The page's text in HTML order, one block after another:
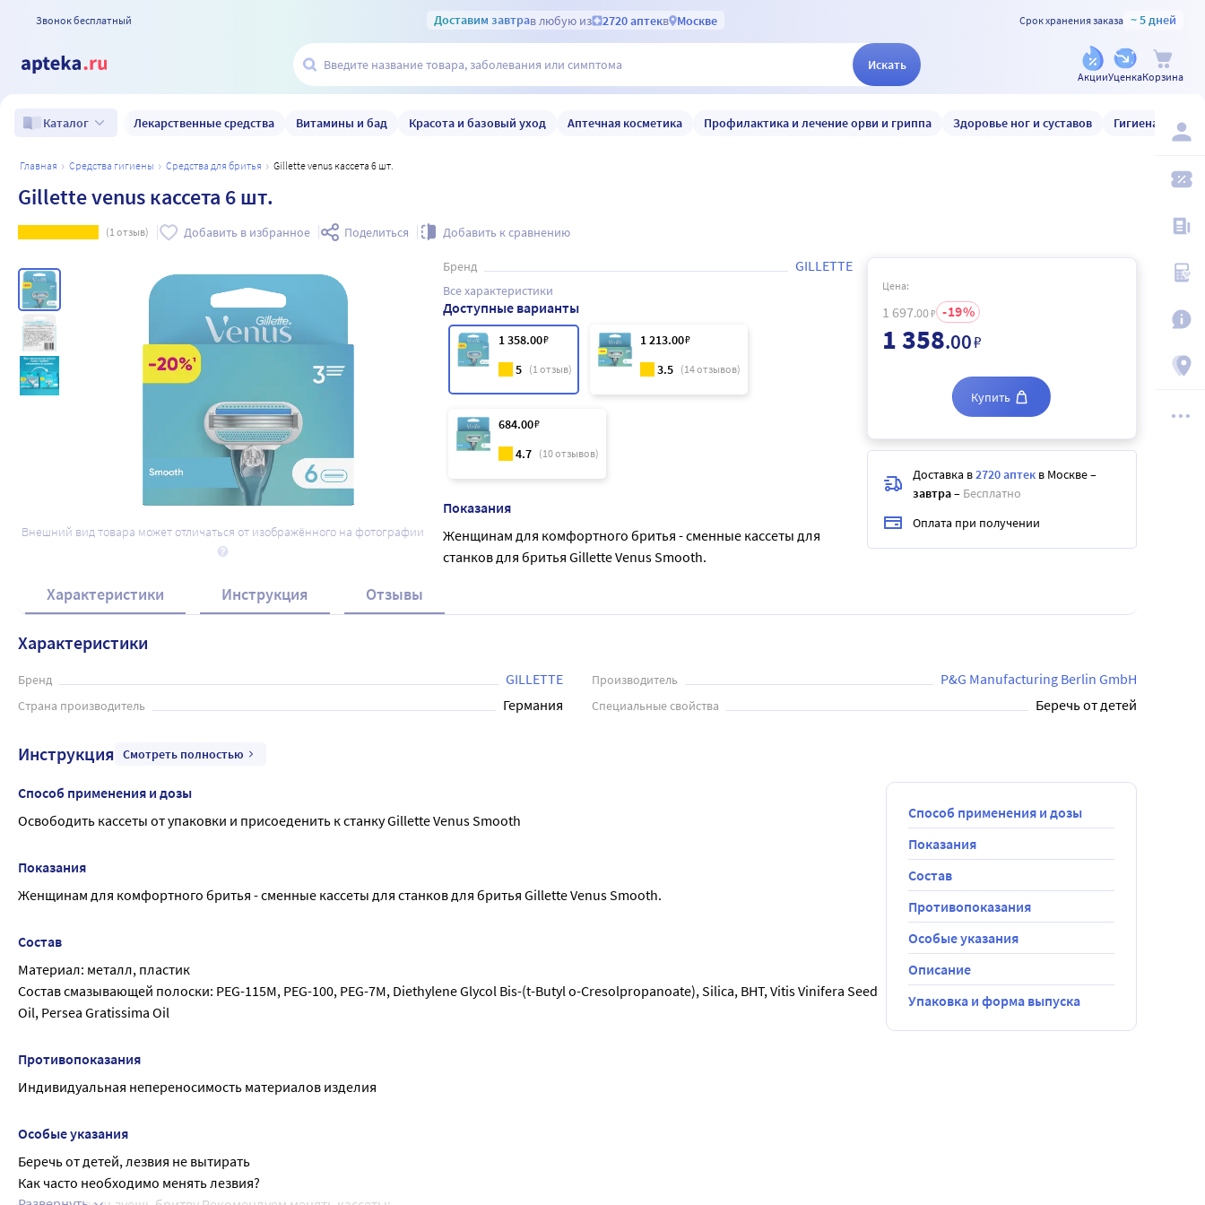
Звонок бесплатный Доставим завтрав любую из 2720 аптекв Москве Срок хранения заказа ~ 5 дней
Искать
АкцииУценкаКорзина
Каталог Лекарственные средства Витамины и бад Красота и базовый уход Аптечная косметика Профилактика и лечение орви и гриппа Здоровье ног и суставов Гигиена и уход
главная средства гигиены средства для бритья Gillette venus кассета 6 шт.
Gillette venus кассета 6 шт.
(1отзыв) Добавить в избранное Поделиться Добавить к сравнению
Внешний вид товара может отличаться от изображённого на фотографии
Бренд GILLETTE
Все характеристики
Доступные варианты
1 358.00₽
5 (1отзыв)
1 213.00₽
3.5 (14отзывов)
684.00₽
4.7 (10отзывов)
Показания
Женщинам для комфортного бритья - сменные кассеты для
станков для бритья Gillette Venus Smooth.
Цена:
1 697.00₽ 19
1 358.00₽
Купить
Доставка в2720 аптек в Москве–
завтра– Бесплатно
Оплата при получении
Характеристики Инструкция Отзывы
Характеристики
Бренд GILLETTE Производитель P&G Manufacturing Berlin GmbH
Страна производитель Германия Специальные свойства Беречь от детей
Инструкция Смотреть полностью
Способ применения и дозы
Освободить кассеты от упаковки и присоеденить к станку Gillette Venus Smooth
Показания
Женщинам для комфортного бритья - сменные кассеты для станков для бритья Gillette Venus Smooth.
Состав
Материал: металл, пластик
Состав смазывающей полоски: PEG-115M, PEG-100, PEG-7M, Diethylene Glycol Bis-(t-Butyl o-Cresolpropanoate), Silica, BHT, Vitis Vinifera Seed
Oil, Persea Gratissima Oil
Противопоказания
Индивидуальная непереносимость материалов изделия
Особые указания
Беречь от детей, лезвия не вытирать
Как часто необходимо менять лезвия?
Способ применения и дозы
Показания
Состав
Противопоказания
Особые указания
Описание
Упаковка и форма выпуска